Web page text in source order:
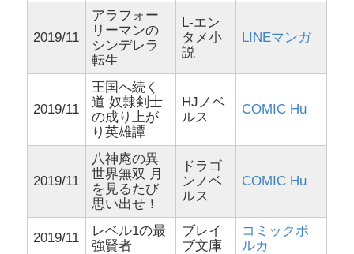
2019/11
アラフォー
リーマンの
シンデレラ
転生
L-エン
タメ小
説
LINEマンガ
2019/11
王国へ続く
道 奴隷剣士
の成り上が
り英雄譚
HJノベ
ルス
COMIC Hu
2019/11
八神庵の異
世界無双 月
を見るたび
思い出せ！
ドラゴ
ンノベ
ルス
COMIC Hu
2019/11
レベル1の最
強賢者
ブレイ
ブ文庫
コミックポ
ルカ